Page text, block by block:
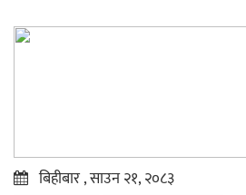
बिहीबार , साउन २१, २०८३